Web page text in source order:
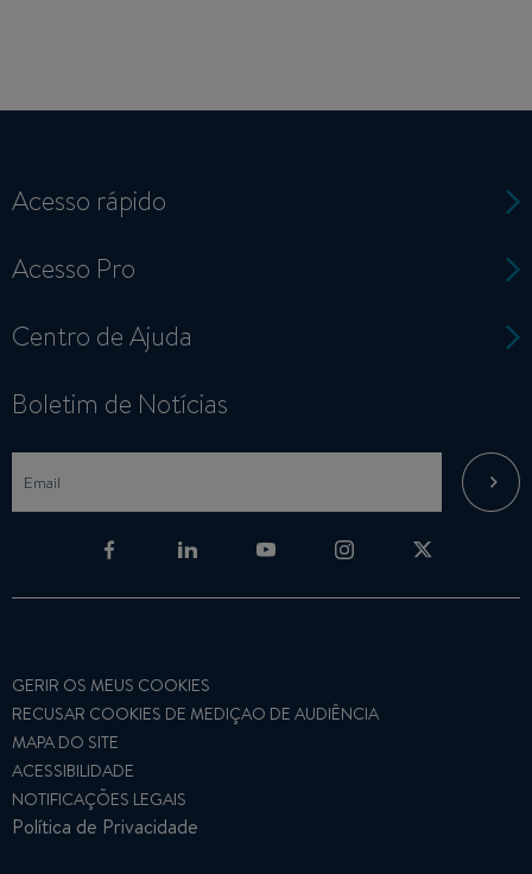
Acesso rápido
Acesso Pro
Centro de Ajuda
Boletim de Notícias
GERIR OS MEUS COOKIES
RECUSAR COOKIES DE MEDIÇAO DE AUDIÊNCIA
MAPA DO SITE
ACESSIBILIDADE
NOTIFICAÇÕES LEGAIS
Política de Privacidade